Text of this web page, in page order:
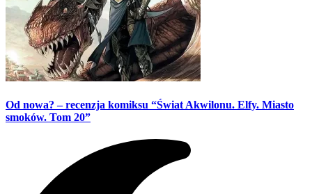
Od nowa? – recenzja komiksu “Świat Akwilonu. Elfy. Miasto
smoków. Tom 20”